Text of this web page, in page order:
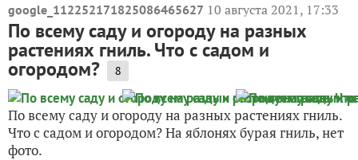
google_112252171825086465627 10 августа 2021, 17:33
По всему саду и огороду на разных
растениях гниль. Что с садом и
огородом? 8
По всему саду и огороду на разных растениях гниль.
Что с садом и огородом? На яблонях бурая гниль, нет
фото.